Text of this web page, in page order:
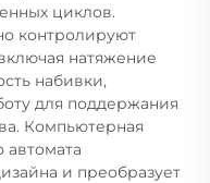
циклов.
контролируют
натяжение
набивки,
для поддержания
Компьютерная
и преобразует